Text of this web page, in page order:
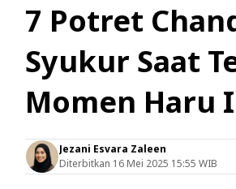
7 Potret
Syukur Saat
Momen Haru
Jezani Esvara Zaleen
Diterbitkan 16 Mei 2025 15:55 WIB